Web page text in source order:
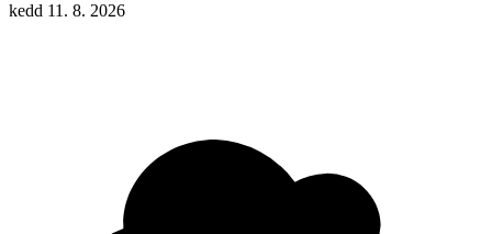
kedd 11. 8. 2026